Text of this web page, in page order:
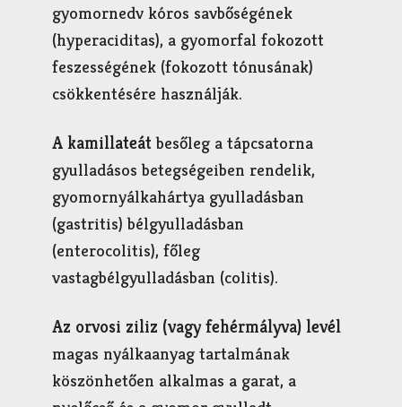
gyomornedv kóros savbőségének
(hyperaciditas), a gyomorfal fokozott
feszességének (fokozott tónusának)
csökkentésére használják.
A kamillateátbesőleg a tápcsatorna
gyulladásos betegségeiben rendelik,
gyomornyálkahártya gyulladásban
(gastritis) bélgyulladásban
(enterocolitis), főleg
vastagbélgyulladásban (colitis).
Az orvosi ziliz (vagy fehérmályva) levél
magas nyálkaanyag tartalmának
köszönhetően alkalmas a garat, a